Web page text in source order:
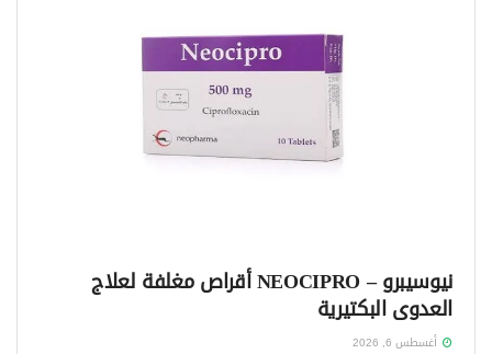
نيوسيبرو – NEOCIPRO أقراص مغلفة لعلاج
العدوى البكتيرية
أغسطس 6, 2026